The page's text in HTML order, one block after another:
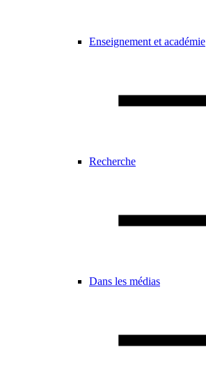
Enseignement et académie
Recherche
Dans les médias